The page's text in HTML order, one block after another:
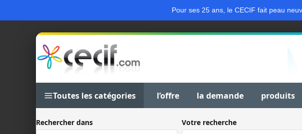
Pour ses 25 ans, le CECIF fait peau
Toutes les catégories l’offre la demande produits
Rechercher dans Votre recherche